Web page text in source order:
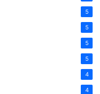
5
5
5
5
4
4